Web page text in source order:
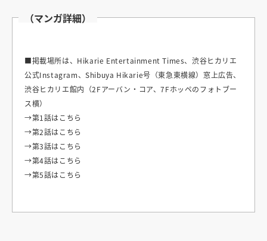
（マンガ詳細）
■掲載場所は、Hikarie Entertainment Times、渋谷ヒカリエ
公式Instagram、Shibuya Hikarie号（東急東横線）窓上広告、
渋谷ヒカリエ館内（2Fアーバン・コア、7Fホッペのフォトブー
ス横）
→第1話はこちら
→第2話はこちら
→第3話はこちら
→第4話はこちら
→第5話はこちら